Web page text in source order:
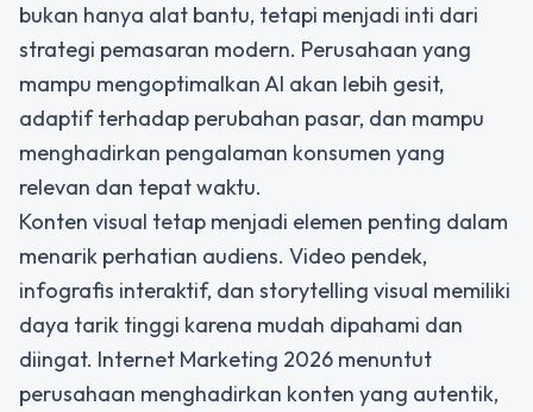
bukan hanya alat bantu, tetapi menjadi inti dari
strategi pemasaran modern. Perusahaan yang
mampu mengoptimalkan AI akan lebih gesit,
adaptif terhadap perubahan pasar, dan mampu
menghadirkan pengalaman konsumen yang
relevan dan tepat waktu.
Konten visual tetap menjadi elemen penting dalam
menarik perhatian audiens. Video pendek,
infografis interaktif, dan storytelling visual memiliki
daya tarik tinggi karena mudah dipahami dan
diingat. Internet Marketing 2026 menuntut
perusahaan menghadirkan konten yang autentik,